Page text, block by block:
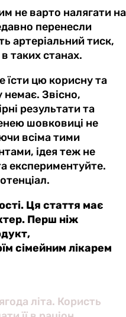
не варто налягати на
перенесли
артеріальний тиск,
таких станах.
їсти цю корисну та
немає. Звісно,
результати та
шовковиці не
всіма тими
ідея теж не
експериментуйте.
Ця стаття має
Перш ніж
сімейним лікарем
літа. Користь